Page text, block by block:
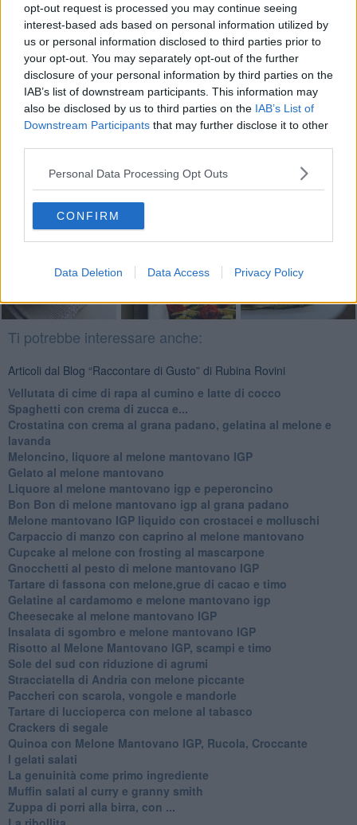
opt-out request is processed you may continue seeing
interest-based ads based on personal information utilized by
us or personal information disclosed to third parties prior to
your opt-out. You may separately opt-out of the further
disclosure of your personal information by third parties on the
IAB’s list of downstream participants. This information may
also be disclosed by us to third parties on the IAB’s List of
Downstream Participants that may further disclose it to other
Personal Data Processing Opt Outs
CONFIRM
Data Deletion Data Access Privacy Policy
Rubina Rovini
Se vuoi leggere le notizie principali della Toscana iscriviti alla
Basta cliccareQUI
Fotogallery
Ti potrebbe interessare anche:
Articoli dal Blog “Raccontare di Gusto” di Rubina Rovini
Vellutata di cime di rapa al cumino e latte di cocco
Spaghetti con crema di zucca e...
Crostatina con crema al grana padano, gelatina al melone e
lavanda
Meloncino, liquore al melone mantovano IGP
Gelato al melone mantovano
Liquore al melone mantovano igp e peperoncino
Bon Bon di melone mantovano igp al grana padano
Melone mantovano IGP liquido con crostacei e molluschi
Carpaccio di manzo con caprino al melone mantovano
Cupcake al melone con frosting al mascarpone
Gnocchetti al pesto di melone mantovano IGP
Tartare di fassona con melone,grue di cacao e timo
Gelatine al cardamomo e melone mantovano igp
Cheesecake al melone mantovano IGP
Insalata di sgombro e melone mantovano IGP
Risotto al Melone Mantovano IGP, scampi e timo
Sole del sud con riduzione di agrumi
Stracciatella di Andria con melone piccante
Paccheri con scarola, vongole e mandorle
Tartare di luccioperca con melone al tabasco
Crackers di segale
Quinoa con Melone Mantovano IGP, Rucola, Croccante
I gelati salati
La genuinità come primo ingrediente
Muffin salati al curry e granny smith
Zuppa di porri alla birra, con ...